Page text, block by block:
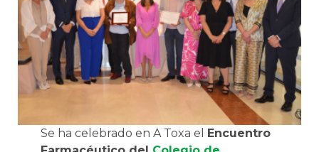
Se ha celebrado en A Toxa el
Encuentro